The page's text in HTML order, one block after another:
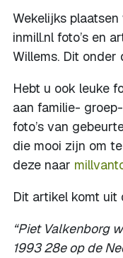
Wekelijks
inmill.nl foto’s en
Willems. Dit
Hebt u ook leuke
aan familie-
foto’s van
die mooi zijn om
deze naar
Dit artikel komt uit
“Piet Valkenborg
1993 28e op de